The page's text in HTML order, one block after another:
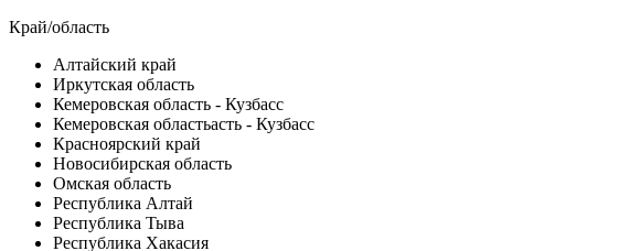
Край/область
Алтайский край
Иркутская область
Кемеровская область - Кузбасс
Кемеровская областьасть - Кузбасс
Красноярский край
Новосибирская область
Омская область
Республика Алтай
Республика Тыва
Республика Хакасия